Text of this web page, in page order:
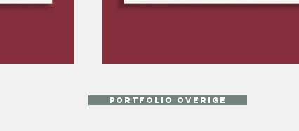
portfolio overige